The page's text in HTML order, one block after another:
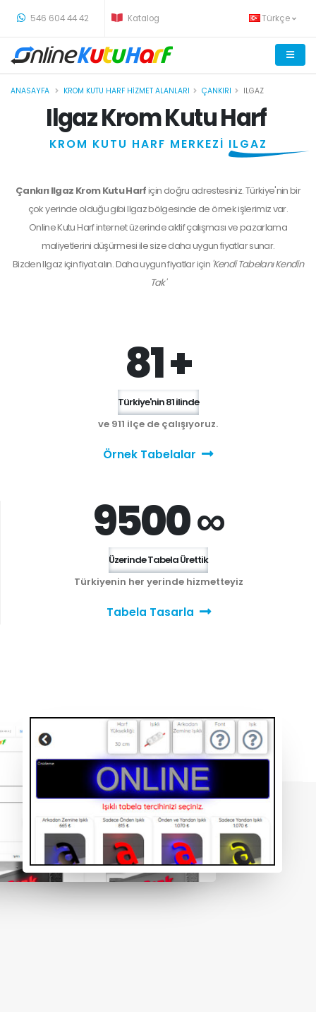
546 604 44 42 Katalog Türkçe
ANASAYFA KROM KUTU HARF HIZMET ALANLARI ÇANKIRI ILGAZ
Ilgaz Krom Kutu Harf
KROM KUTU HARF MERKEZİ ILGAZ
Çankırı Ilgaz Krom Kutu Harfiçin doğru adrestesiniz. Türkiye'nin bir
çok yerinde olduğu gibi Ilgaz bölgesinde de örnek işlerimiz var.
Online Kutu Harf internet üzerinde aktif çalışması ve pazarlama
maliyetlerini düşürmesi ile size daha uygun fiyatlar sunar.
BizdenIlgaziçin fiyat alın. Daha uygun fiyatlar için 'Kendi Tabelanı Kendin
Tak'
81 +
Türkiye'nin 81 ilinde
ve 911 ilçe de çalışıyoruz.
Örnek Tabelalar
9500 ∞
Üzerinde Tabela Ürettik
Türkiyenin her yerinde hizmetteyiz
Tabela Tasarla